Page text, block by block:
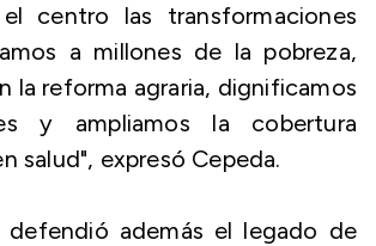
centro las transformaciones
a millones de la pobreza,
la reforma agraria, dignificamos
y ampliamos la cobertura
salud", expresó Cepeda.
defendió además el legado de